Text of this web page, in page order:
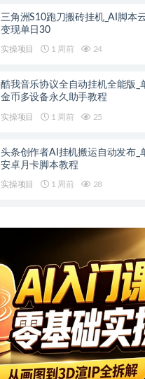
三角洲S10跑刀搬砖挂机_AI脚本
变现单日30
实操项目 1 周前 24
酷我音乐协议全自动挂机全能版_
金币多设备永久助手教程
实操项目 1 周前 25
头条创作者AI挂机搬运自动发布_
安卓月卡脚本教程
实操项目 1 周前 28